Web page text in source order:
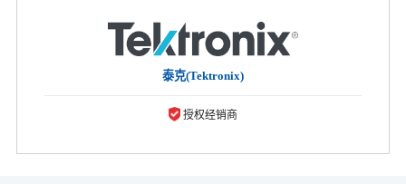
泰克(Tektronix)
授权经销商